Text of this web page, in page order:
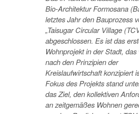
Bio-Architektur Formosana
letztes Jahr den Bauprozess
„Taisugar Circular Village
abgeschlossen. Es ist das
Wohnprojekt in der Stadt, das
nach den Prinzipien der
Kreislaufwirtschaft konzipiert
Fokus des Projekts stand
das Ziel, den kollektiven
an zeitgemäßes Wohnen